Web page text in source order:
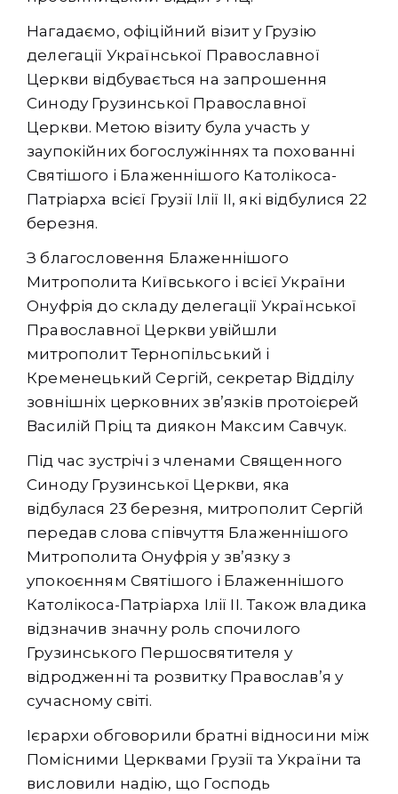
Нагадаємо, офіційний візит у Грузію
делегації Української Православної
Церкви відбувається на запрошення
Синоду Грузинської Православної
Церкви. Метою візиту була участь у
заупокійних богослужіннях та похованні
Святішого і Блаженнішого Католікоса-
Патріарха всієї Грузії Ілії ІІ, які відбулися 22
березня.
З благословення Блаженнішого
Митрополита Київського і всієї України
Онуфрія до складу делегації Української
Православної Церкви увійшли
митрополит Тернопільський і
Кременецький Сергій, секретар Відділу
зовнішніх церковних зв’язків протоієрей
Василій Пріц та диякон Максим Савчук.
Під час зустрічі з членами Священного
Синоду Грузинської Церкви, яка
відбулася 23 березня, митрополит Сергій
передав слова співчуття Блаженнішого
Митрополита Онуфрія у зв’язку з
упокоєнням Святішого і Блаженнішого
Католікоса-Патріарха Ілії ІІ. Також владика
відзначив значну роль спочилого
Грузинського Першосвятителя у
відродженні та розвитку Православ’я у
сучасному світі.
Ієрархи обговорили братні відносини між
Помісними Церквами Грузії та України та
висловили надію, що Господь